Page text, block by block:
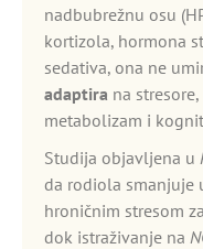
nadbubrežnu osu
kortizola, hormona
sedativa, ona ne
adaptira na
metabolizam i
Studija objavljena u
da rodiola smanjuje
hroničnim stresom za
dok istraživanje na